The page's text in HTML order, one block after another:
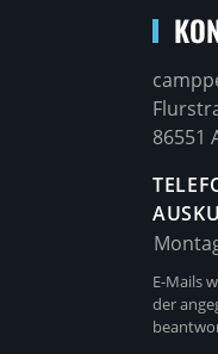
86551
E-Mails
der